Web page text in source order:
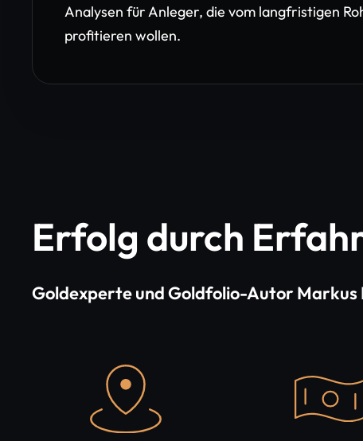
Analysen für Anleger, die vom langfristigen
profitieren wollen.
Erfolg durch
Goldexperte und Goldfolio-Autor Markus